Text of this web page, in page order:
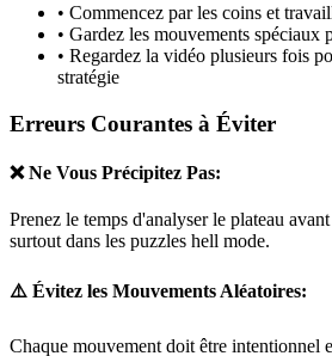
• Commencez par les coins et
• Gardez les mouvements spéciaux
• Regardez la vidéo plusieurs fois
stratégie
Erreurs Courantes à Éviter
❌ Ne Vous Précipitez Pas:
Prenez le temps d'analyser le plateau
surtout dans les puzzles hell mode.
⚠️ Évitez les Mouvements Aléatoires:
Chaque mouvement doit être intentionnel